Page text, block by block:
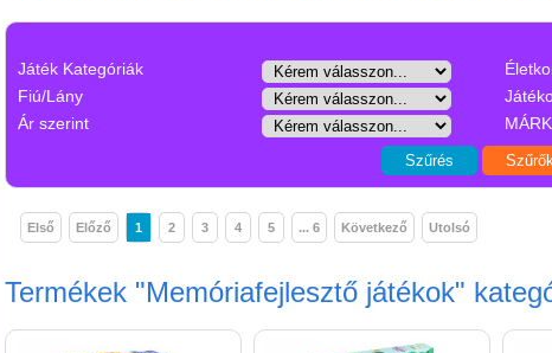
Játék Kategóriák
Fiú/Lány
Ár szerint
Első Előző 1 2 3 4 5 ... 6 Következő Utolsó
Termékek "Memóriafejlesztő játékok"